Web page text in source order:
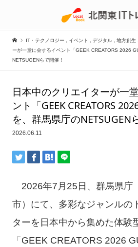
IT・テクノロジー イベント デジタル 地方創生
ーが一堂に会するイベント「GEEK CREATORS 2026
NETSUGENらで開催！
日本中のクリエイターが一
ント「GEEK CREATORS
を、群馬県庁のNETSUGEN
2026.06.11
2026年7月25日、群馬県庁
市）にて、多彩なジャンルの
ターを日本中から集めた体験
「GEEK CREATORS 2026